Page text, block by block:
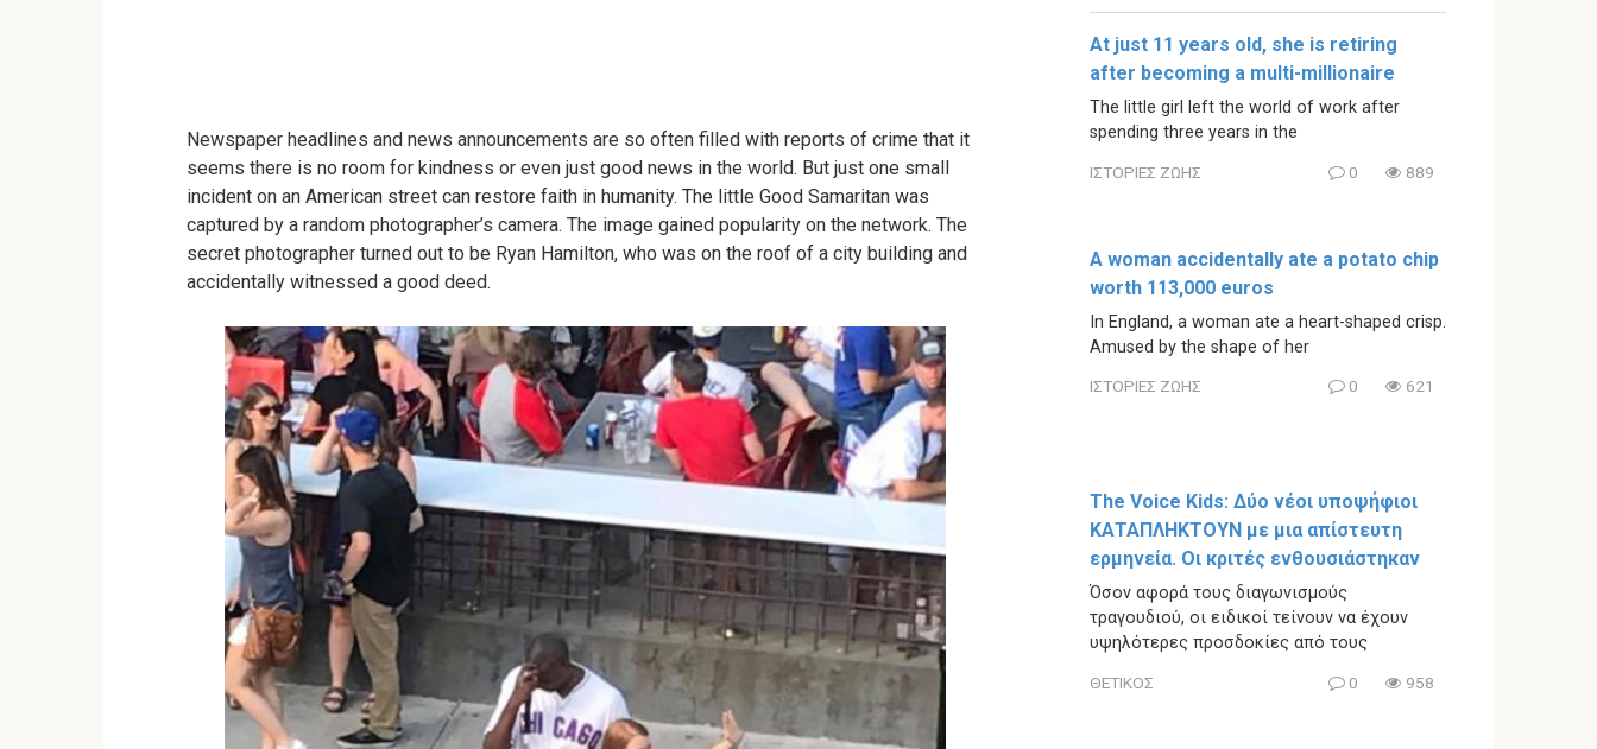
Newspaper headlines and news announcements are so often filled with reports of crime that it
seems there is no room for kindness or even just good news in the world. But just one small
incident on an American street can restore faith in humanity. The little Good Samaritan was
captured by a random photographer’s camera. The image gained popularity on the network. The
secret photographer turned out to be Ryan Hamilton, who was on the roof of a city building and
accidentally witnessed a good deed.
At just 11 years old, she is retiring
after becoming a multi-millionaire
The little girl left the world of work after
spending three years in the
ΙΣΤΟΡΙΕΣ ΖΩΗΣ 0 889
A woman accidentally ate a potato chip
worth 113,000 euros
In England, a woman ate a heart-shaped crisp.
Amused by the shape of her
ΙΣΤΟΡΙΕΣ ΖΩΗΣ 0 621
The Voice Kids: Δύο νέοι υποψήφιοι
ΚΑΤΑΠΛΗΚΤΟΥΝ με μια απίστευτη
ερμηνεία. Οι κριτές ενθουσιάστηκαν
Όσον αφορά τους διαγωνισμούς
τραγουδιού, οι ειδικοί τείνουν να έχουν
υψηλότερες προσδοκίες από τους
ΘΕΤΙΚΟΣ 0 958